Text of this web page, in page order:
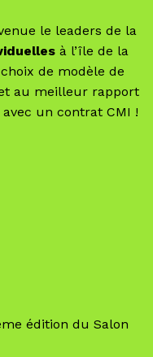
le leaders de la
à l’île de la
de modèle de
au meilleur rapport
un contrat CMI !
édition du Salon